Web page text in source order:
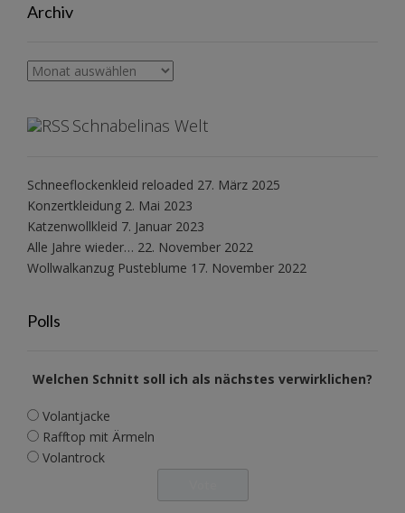
Archiv
Archiv
Schnabelinas Welt
Schneeflockenkleid reloaded 27. März 2025
Konzertkleidung 2. Mai 2023
Katzenwollkleid 7. Januar 2023
Alle Jahre wieder… 22. November 2022
Wollwalkanzug Pusteblume 17. November 2022
Polls
Welchen Schnitt soll ich als nächstes verwirklichen?
Volantjacke
Rafftop mit Ärmeln
Volantrock